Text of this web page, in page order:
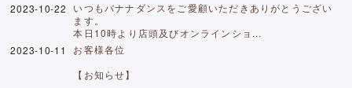
2023-10-22
いつもバナナダンスをご愛顧いただきありがとうござい
ます。
本日10時より店頭及びオンラインショ...
2023-10-11
お客様各位
【お知らせ】